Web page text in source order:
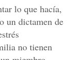
lo que hacía,
un dictamen de
no tienen